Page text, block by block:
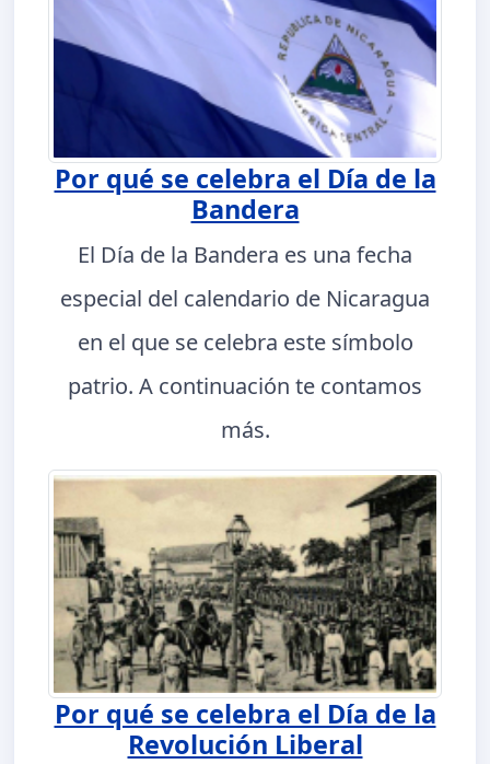
Por qué se celebra el Día de la
Bandera
El Día de la Bandera es una fecha
especial del calendario de Nicaragua
en el que se celebra este símbolo
patrio. A continuación te contamos
más.
Por qué se celebra el Día de la
Revolución Liberal